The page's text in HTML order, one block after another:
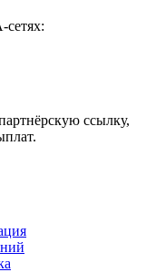
сетях:
ссылку,